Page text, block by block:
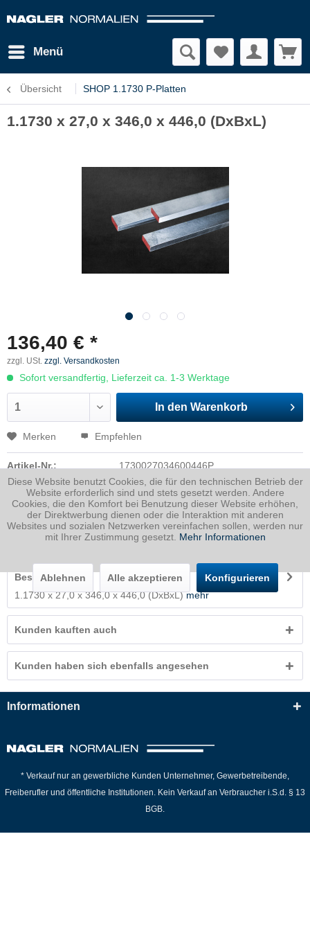
Menü
Übersicht SHOP 1.1730 P-Platten
1.1730 x 27,0 x 346,0 x 446,0 (DxBxL)
136,40 € *
zzgl. USt. zzgl. Versandkosten
Sofort versandfertig, Lieferzeit ca. 1-3 Werktage
In den Warenkorb
Merken Empfehlen
Artikel-Nr.: 1730027034600446P
Dicke
27 mm
Breite
346 mm
Länge
446 mm
32.71Kg
Beschreibung
1.1730 x 27,0 x 346,0 x 446,0 (DxBxL)mehr
Kunden kauften auch
Kunden haben sich ebenfalls angesehen
Informationen
* Verkauf nur an gewerbliche Kunden Unternehmer, Gewerbetreibende,
Freiberufler und öffentliche Institutionen. Kein Verkauf an Verbraucher i.S.d. § 13
BGB.
Diese Website benutzt Cookies, die für den technischen Betrieb der
Website erforderlich sind und stets gesetzt werden. Andere
Cookies, die den Komfort bei Benutzung dieser Website erhöhen,
der Direktwerbung dienen oder die Interaktion mit anderen
Websites und sozialen Netzwerken vereinfachen sollen, werden nur
mit Ihrer Zustimmung gesetzt. Mehr Informationen
Ablehnen Alle akzeptieren Konfigurieren